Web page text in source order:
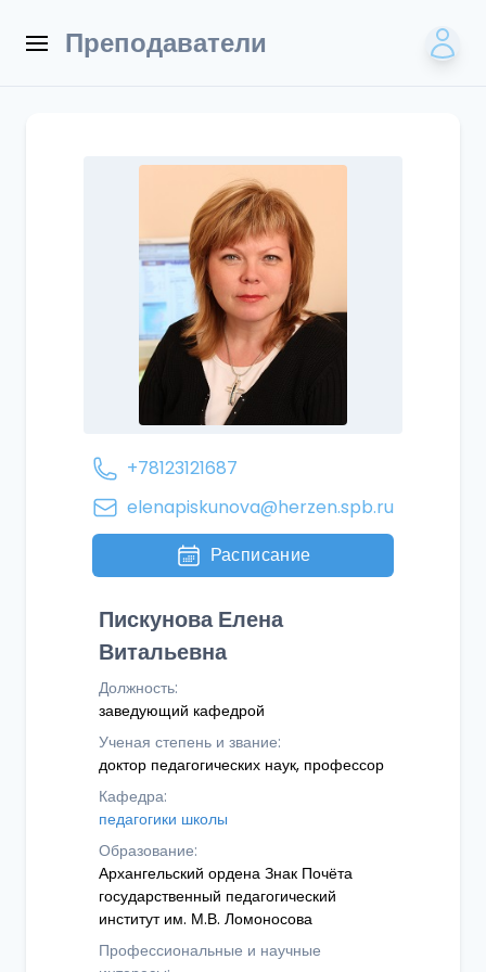
Преподаватели
+78123121687
elenapiskunova@herzen.spb.ru
Расписание
Пискунова Елена
Витальевна
Должность:
заведующий кафедрой
Ученая степень и звание:
доктор педагогических наук, профессор
Кафедра:
педагогики школы
Образование:
Архангельский ордена Знак Почёта
государственный педагогический
институт им. М.В. Ломоносова
Профессиональные и научные